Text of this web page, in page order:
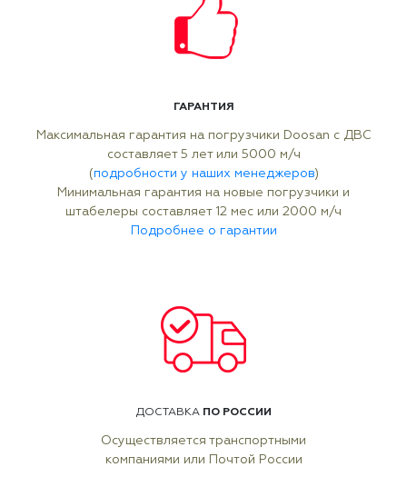
ГАРАНТИЯ
Максимальная гарантия на погрузчики Doosan с ДВС
составляет 5 лет или 5000 м/ч
(подробности у наших менеджеров)
Минимальная гарантия на новые погрузчики и
штабелеры составляет 12 мес или 2000 м/ч
Подробнее о гарантии
ДОСТАВКА ПО РОССИИ
Осуществляется транспортными
компаниями или Почтой России